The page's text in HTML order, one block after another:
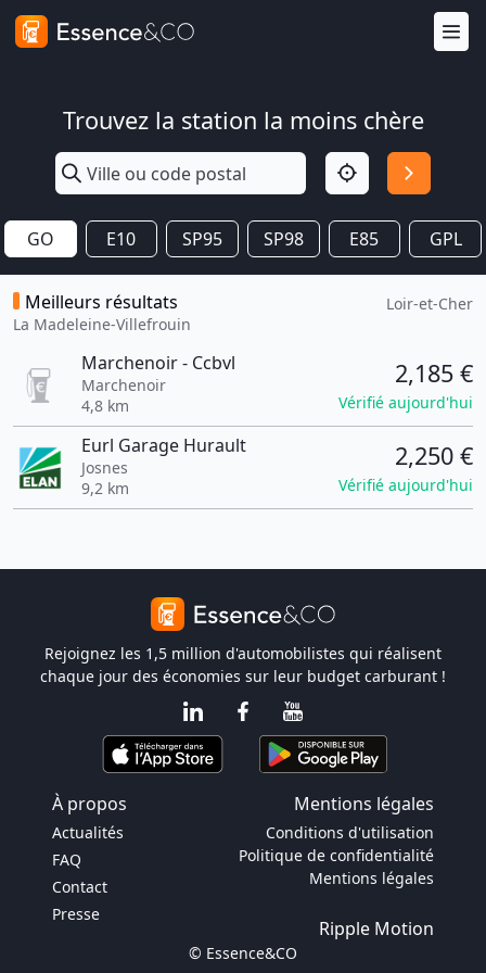
Trouvez la station la moins chère
GO E10 SP95 SP98 E85 GPL
Meilleurs résultats
La Madeleine-Villefrouin
Loir-et-Cher
Marchenoir - Ccbvl
Marchenoir
4,8 km
2,185 €
Vérifié aujourd'hui
Eurl Garage Hurault
Josnes
9,2 km
2,250 €
Vérifié aujourd'hui
Rejoignez les 1,5 million d'automobilistes qui réalisent
chaque jour des économies sur leur budget carburant !
À propos Mentions légales
Actualités
FAQ
Contact
Presse
Conditions d'utilisation
Politique de confidentialité
Mentions légales
Ripple Motion
© Essence&CO